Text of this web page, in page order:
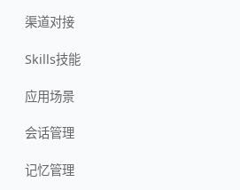
渠道对接
Skills技能
应用场景
会话管理
记忆管理